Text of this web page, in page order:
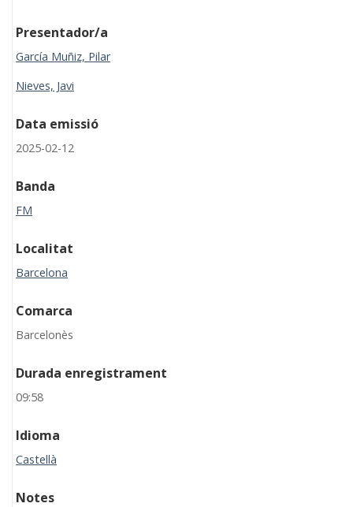
Presentador/a
García Muñiz, Pilar
Nieves, Javi
Data emissió
2025-02-12
Banda
FM
Localitat
Barcelona
Comarca
Barcelonès
Durada enregistrament
09:58
Idioma
Castellà
Notes